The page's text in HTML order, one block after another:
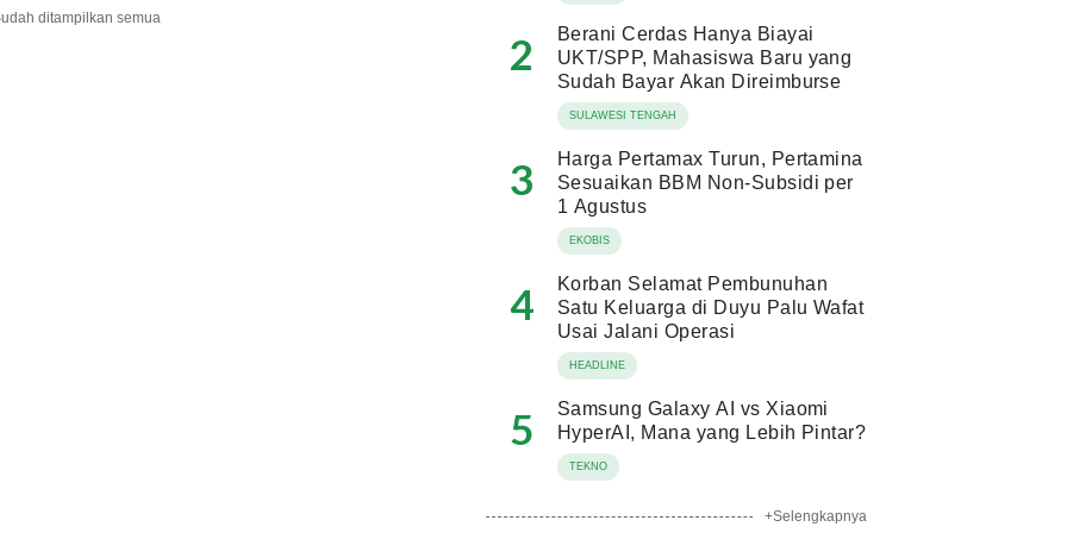
ditampilkan semua
2
Berani Cerdas Hanya Biayai
UKT/SPP, Mahasiswa Baru yang
Sudah Bayar Akan Direimburse
SULAWESI TENGAH
3
Harga Pertamax Turun, Pertamina
Sesuaikan BBM Non-Subsidi per
1 Agustus
EKOBIS
4
Korban Selamat Pembunuhan
Satu Keluarga di Duyu Palu Wafat
Usai Jalani Operasi
HEADLINE
5
Samsung Galaxy AI vs Xiaomi
HyperAI, Mana yang Lebih Pintar?
TEKNO
+Selengkapnya